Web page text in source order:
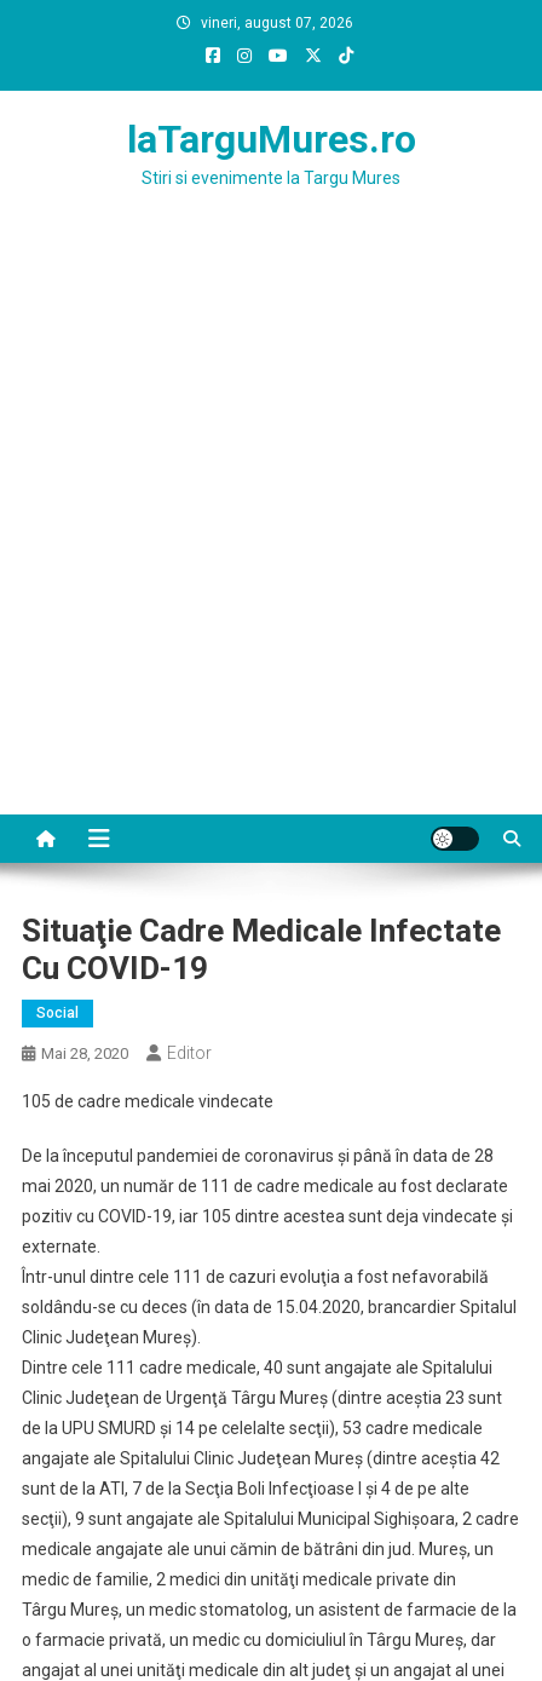
vineri, august 07, 2026
laTarguMures.ro
Stiri si evenimente la Targu Mures
Situaţie Cadre Medicale Infectate
Cu COVID-19
Social
Mai 28, 2020 Editor
105 de cadre medicale vindecate
De la începutul pandemiei de coronavirus şi până în data de 28
mai 2020, un număr de 111 de cadre medicale au fost declarate
pozitiv cu COVID-19, iar 105 dintre acestea sunt deja vindecate şi
externate.
Într-unul dintre cele 111 de cazuri evoluţia a fost nefavorabilă
soldându-se cu deces (în data de 15.04.2020, brancardier Spitalul
Clinic Judeţean Mureş).
Dintre cele 111 cadre medicale, 40 sunt angajate ale Spitalului
Clinic Judeţean de Urgenţă Târgu Mureş (dintre aceştia 23 sunt
de la UPU SMURD şi 14 pe celelalte secţii), 53 cadre medicale
angajate ale Spitalului Clinic Judeţean Mureş (dintre aceştia 42
sunt de la ATI, 7 de la Secţia Boli Infecţioase I şi 4 de pe alte
secţii), 9 sunt angajate ale Spitalului Municipal Sighişoara, 2 cadre
medicale angajate ale unui cămin de bătrâni din jud. Mureş, un
medic de familie, 2 medici din unităţi medicale private din
Târgu Mureş, un medic stomatolog, un asistent de farmacie de la
o farmacie privată, un medic cu domiciuliul în Târgu Mureş, dar
angajat al unei unităţi medicale din alt judeţ şi un angajat al unei